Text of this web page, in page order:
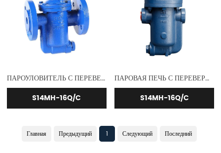
ПАРОУЛОВИТЕЛЬ С ПЕРЕВЕРНУТЫМ ВЕДРОМ DI & CS
S14MH-16Q/C
ПАРОВАЯ ПЕЧЬ С ПЕРЕВЕРНУТЫМ ВЕДРОМ DI & CS
S14MH-16Q/C
Главная Предыдущий 1 Следующий Последний